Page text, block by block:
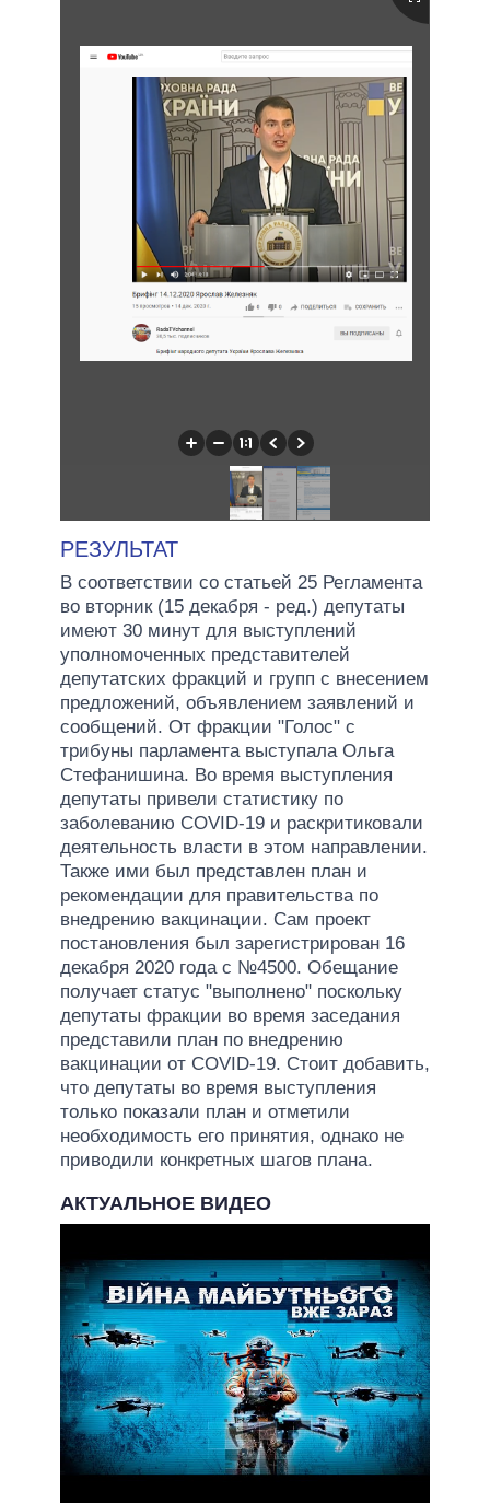
РЕЗУЛЬТАТ
В соответствии со статьей 25 Регламента
во вторник (15 декабря - ред.) депутаты
имеют 30 минут для выступлений
уполномоченных представителей
депутатских фракций и групп с внесением
предложений, объявлением заявлений и
сообщений. От фракции "Голос" с
трибуны парламента выступала Ольга
Стефанишина. Во время выступления
депутаты привели статистику по
заболеванию СOVID-19 и раскритиковали
деятельность власти в этом направлении.
Также ими был представлен план и
рекомендации для правительства по
внедрению вакцинации. Сам проект
постановления был зарегистрирован 16
декабря 2020 года с №4500. Обещание
получает статус "выполнено" поскольку
депутаты фракции во время заседания
представили план по внедрению
вакцинации от COVID-19. Стоит добавить,
что депутаты во время выступления
только показали план и отметили
необходимость его принятия, однако не
приводили конкретных шагов плана.
АКТУАЛЬНОЕ ВИДЕО